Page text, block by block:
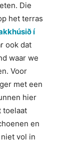
Die
het terras
í
ook dat
waar we
Voor
met een
hier
toelaat
en
vol in